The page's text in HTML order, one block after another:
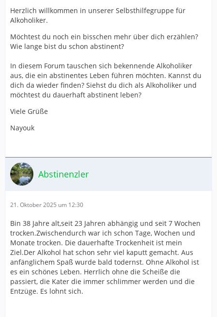
Herzlich willkommen in unserer Selbsthilfegruppe für
Alkoholiker.
Möchtest du noch ein bisschen mehr über dich erzählen?
Wie lange bist du schon abstinent?
In diesem Forum tauschen sich bekennende Alkoholiker
aus, die ein abstinentes Leben führen möchten. Kannst du
dich da wieder finden? Siehst du dich als Alkoholiker und
möchtest du dauerhaft abstinent leben?
Viele Grüße
Nayouk
Abstinenzler
21. Oktober 2025 um 12:30
Bin 38 Jahre alt,seit 23 Jahren abhängig und seit 7 Wochen
trocken.Zwischendurch war ich schon Tage, Wochen und
Monate trocken. Die dauerhafte Trockenheit ist mein
Ziel.Der Alkohol hat schon sehr viel kaputt gemacht. Aus
anfänglichem Spaß wurde bald todernst. Ohne Alkohol ist
es ein schönes Leben. Herrlich ohne die Scheiße die
passiert, die Kater die immer schlimmer werden und die
Entzüge. Es lohnt sich.